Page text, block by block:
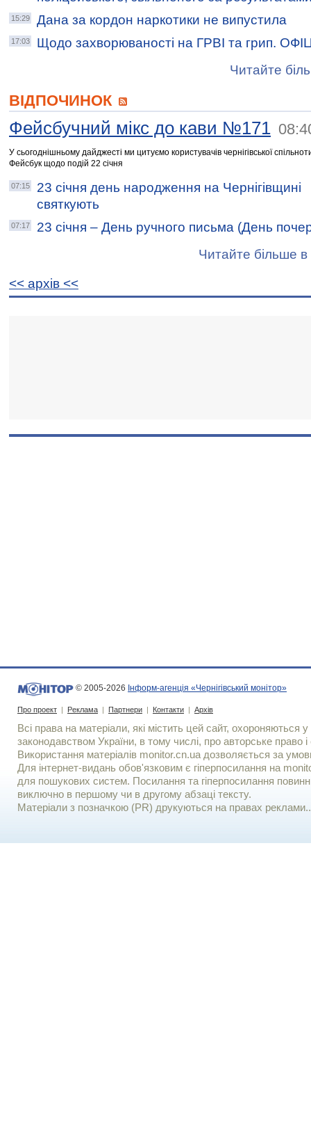
15:29 Дана за кордон наркотики не випустила
17:03
Щодо захворюваності на ГРВІ та грип.
Читайте
ВІДПОЧИНОК
Фейсбучний мікс до кави №171
У сьогоднішньому дайджесті ми цитуємо користувачів чернігівської
Фейсбук щодо подій 22 січня
07:15
23 січня день народження на Чернігівщині
святкують
07:17
23 січня – День ручного письма (День
Читайте більше в
<< архiв <<
© 2005-2026 Інформ-агенція «Чернігівський монітор»
Про проект | Реклама | Партнери | Контакти | Архів
Всі права на матеріали, які містить цей сайт, охороняються у
законодавством України, в тому числі, про авторське право і
Використання матерiалiв monitor.cn.ua дозволяється за
Для iнтернет-видань обов'язковим є гiперпосилання на
для пошукових систем. Посилання та гіперпосилання
виключно в першому чи в другому абзаці тексту.
Матеріали з позначкою (PR) друкуються на правах реклами..